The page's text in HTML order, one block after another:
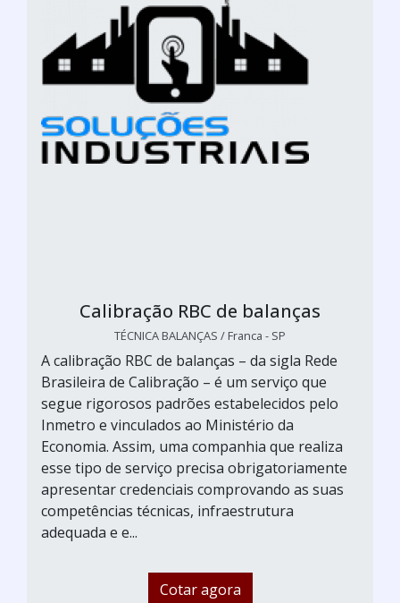
Calibração RBC de balanças
TÉCNICA BALANÇAS / Franca - SP
A calibração RBC de balanças – da sigla Rede
Brasileira de Calibração – é um serviço que
segue rigorosos padrões estabelecidos pelo
Inmetro e vinculados ao Ministério da
Economia. Assim, uma companhia que realiza
esse tipo de serviço precisa obrigatoriamente
apresentar credenciais comprovando as suas
competências técnicas, infraestrutura
adequada e e...
Cotar agora